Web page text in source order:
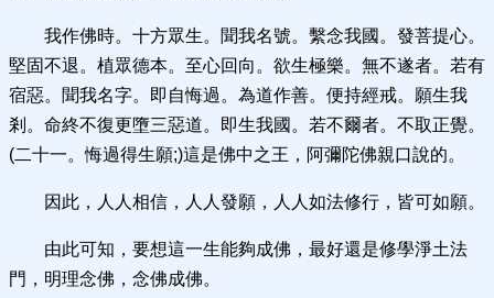
我作佛時。十方眾生。聞我名號。繫念我國。發菩提心。
堅固不退。植眾德本。至心回向。欲生極樂。無不遂者。若有
宿惡。聞我名字。即自悔過。為道作善。便持經戒。願生我
剎。命終不復更墮三惡道。即生我國。若不爾者。不取正覺。
(二十一。悔過得生願;)這是佛中之王，阿彌陀佛親口說的。
因此，人人相信，人人發願，人人如法修行，皆可如願。
由此可知，要想這一生能夠成佛，最好還是修學淨土法
門，明理念佛，念佛成佛。